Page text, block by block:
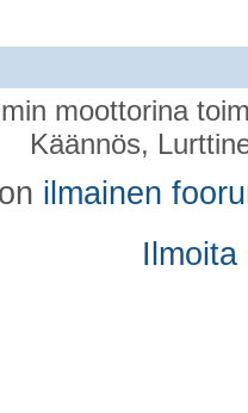
moottorina
Käännös,
ilmainen